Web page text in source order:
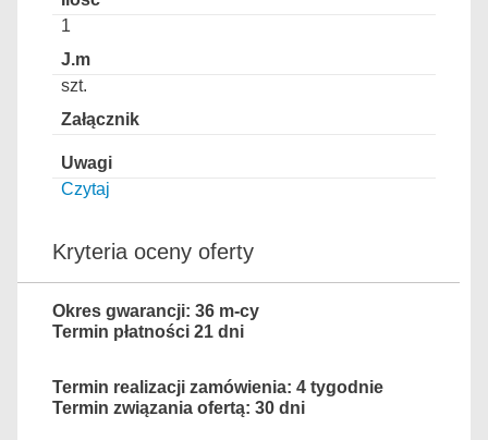
1
szt.
Czytaj
Kryteria oceny oferty
Okres gwarancji: 36 m-cy
Termin płatności 21 dni
Termin realizacji zamówienia: 4 tygodnie
Termin związania ofertą: 30 dni